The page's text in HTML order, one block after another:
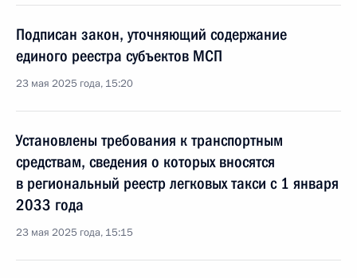
Подписан закон, уточняющий содержание
единого реестра субъектов МСП
23 мая 2025 года, 15:20
Установлены требования к транспортным
средствам, сведения о которых вносятся
в региональный реестр легковых такси с 1 января
2033 года
23 мая 2025 года, 15:15